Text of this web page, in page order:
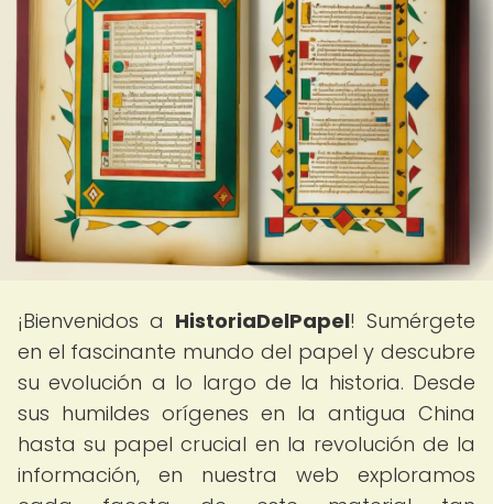
¡Bienvenidos a HistoriaDelPapel! Sumérgete
en el fascinante mundo del papel y descubre
su evolución a lo largo de la historia. Desde
sus humildes orígenes en la antigua China
hasta su papel crucial en la revolución de la
información, en nuestra web exploramos